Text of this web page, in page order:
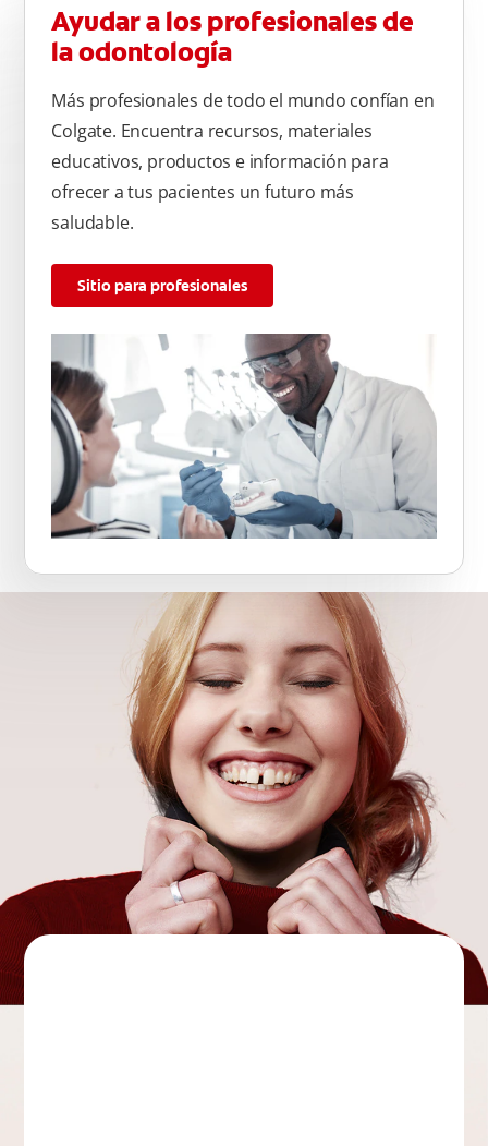
Ayudar a los profesionales de
la odontología
Más profesionales de todo el mundo confían en
Colgate. Encuentra recursos, materiales
educativos, productos e información para
ofrecer a tus pacientes un futuro más
saludable.
Sitio para profesionales